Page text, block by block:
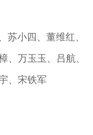
苏小四、董维红、
、万玉玉、吕航、
、宋铁军